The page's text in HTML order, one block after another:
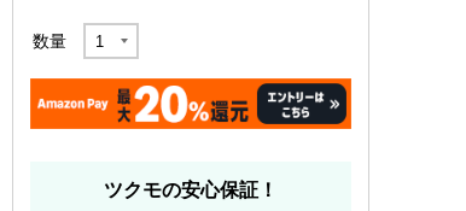
数量
ツクモの安心保証！